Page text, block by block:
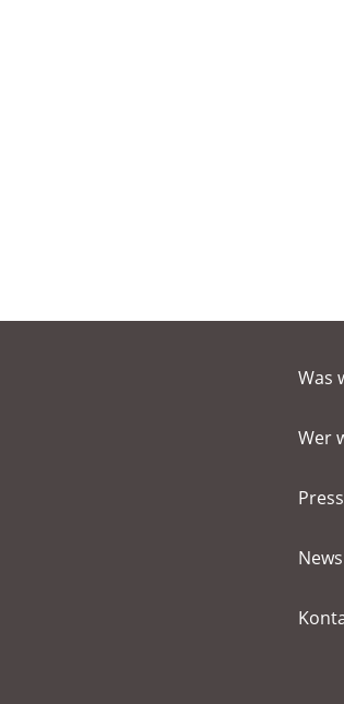
Was
Wer
News